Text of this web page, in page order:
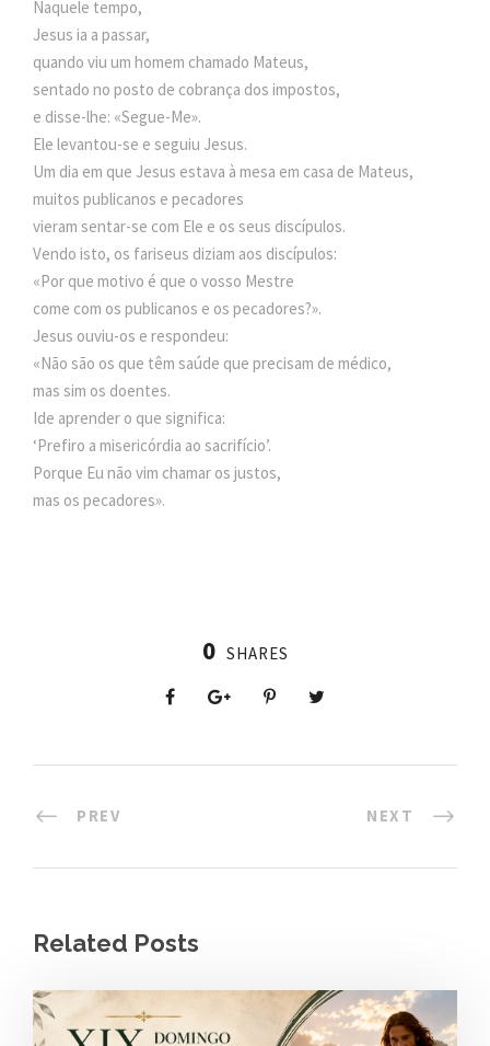
Naquele tempo,
Jesus ia a passar,
quando viu um homem chamado Mateus,
sentado no posto de cobrança dos impostos,
e disse-lhe: «Segue-Me».
Ele levantou-se e seguiu Jesus.
Um dia em que Jesus estava à mesa em casa de Mateus,
muitos publicanos e pecadores
vieram sentar-se com Ele e os seus discípulos.
Vendo isto, os fariseus diziam aos discípulos:
«Por que motivo é que o vosso Mestre
come com os publicanos e os pecadores?».
Jesus ouviu-os e respondeu:
«Não são os que têm saúde que precisam de médico,
mas sim os doentes.
Ide aprender o que significa:
‘Prefiro a misericórdia ao sacrifício’.
Porque Eu não vim chamar os justos,
mas os pecadores».
0 SHARES
PREV NEXT
Related Posts